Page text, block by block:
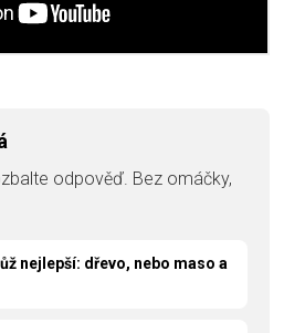
odpověď. Bez omáčky,
nejlepší: dřevo, nebo maso a